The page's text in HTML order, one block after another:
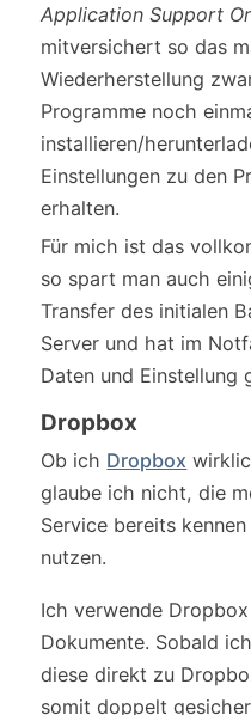
Application Support
mitversichert so das
Wiederherstellung
Programme noch
installieren/
Einstellungen zu den
erhalten.
Für mich ist das
so spart man auch
Transfer des initialen
Server und hat im
Daten und Einstellung
Dropbox
Ob ich Dropbox
glaube ich nicht, die
Service bereits
nutzen.
Ich verwende
Dokumente. Sobald
diese direkt zu
somit doppelt